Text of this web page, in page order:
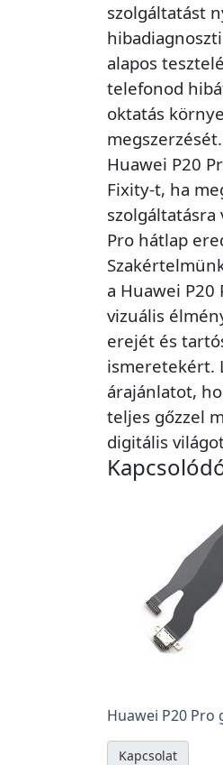
szolgáltatást
alapos
telefonod
oktatás
Huawei P20
Fixity-t, ha
szolgáltatásra
Pro hátlap
a Huawei
vizuális
erejét és
ismeretekért.
árajánlatot,
teljes gőzzel
digitális
Huawei P20 Pro
Kapcsolat